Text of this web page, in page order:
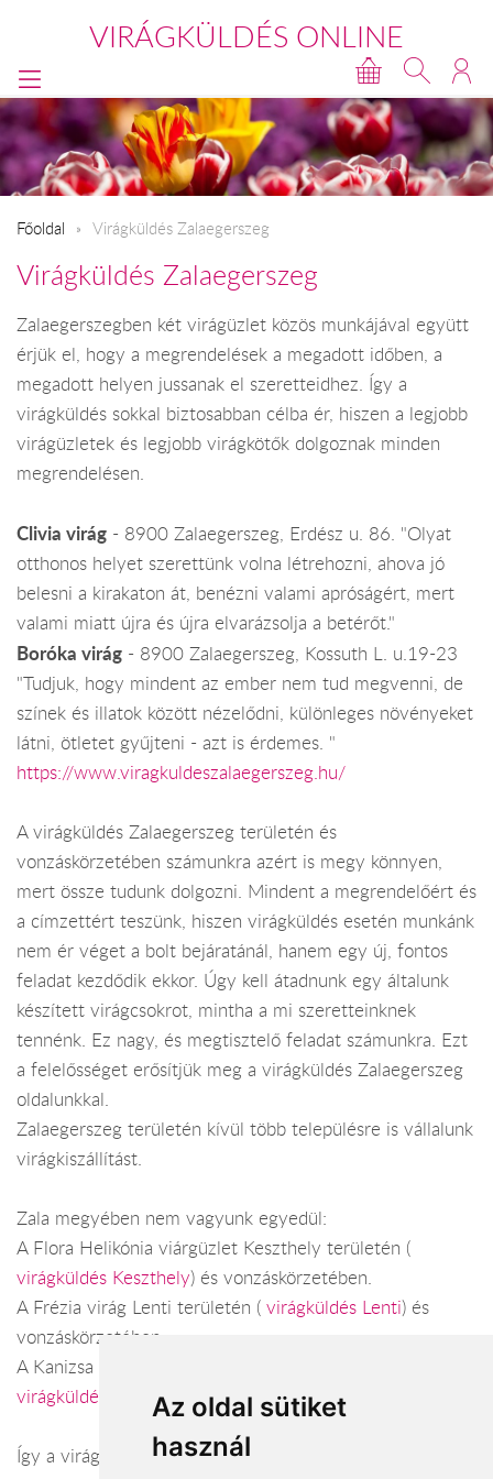
Az oldal sütiket
használ
VIRÁGKÜLDÉS ONLINE
Főoldal Virágküldés Zalaegerszeg
Virágküldés Zalaegerszeg
Zalaegerszegben két virágüzlet közös munkájával együtt
érjük el, hogy a megrendelések a megadott időben, a
megadott helyen jussanak el szeretteidhez. Így a
virágküldés sokkal biztosabban célba ér, hiszen a legjobb
virágüzletek és legjobb virágkötők dolgoznak minden
megrendelésen.
Clivia virág - 8900 Zalaegerszeg, Erdész u. 86. "Olyat
otthonos helyet szerettünk volna létrehozni, ahova jó
belesni a kirakaton át, benézni valami apróságért, mert
valami miatt újra és újra elvarázsolja a betérőt."
Boróka virág - 8900 Zalaegerszeg, Kossuth L. u.19-23
"Tudjuk, hogy mindent az ember nem tud megvenni, de
színek és illatok között nézelődni, különleges növényeket
látni, ötletet gyűjteni - azt is érdemes. "
https://www.viragkuldeszalaegerszeg.hu/
A virágküldés Zalaegerszeg területén és
vonzáskörzetében számunkra azért is megy könnyen,
mert össze tudunk dolgozni. Mindent a megrendelőért és
a címzettért teszünk, hiszen virágküldés esetén munkánk
nem ér véget a bolt bejáratánál, hanem egy új, fontos
feladat kezdődik ekkor. Úgy kell átadnunk egy általunk
készített virágcsokrot, mintha a mi szeretteinknek
tennénk. Ez nagy, és megtisztelő feladat számunkra. Ezt
a felelősséget erősítjük meg a virágküldés Zalaegerszeg
oldalunkkal.
Zalaegerszeg területén kívül több településre is vállalunk
virágkiszállítást.
Zala megyében nem vagyunk egyedül:
A Flora Helikónia viárgüzlet Keszthely területén (
virágküldés Keszthely) és vonzáskörzetében.
A Frézia virág Lenti területén ( virágküldés Lenti) és
vonzáskörzetében.
A Kanizsa virágboltok Nagykanizsa területén (
virágküldés Nagykanizsa) és vonzáskörzetében.
Így a virágküldés Zala megye városaiban és azok